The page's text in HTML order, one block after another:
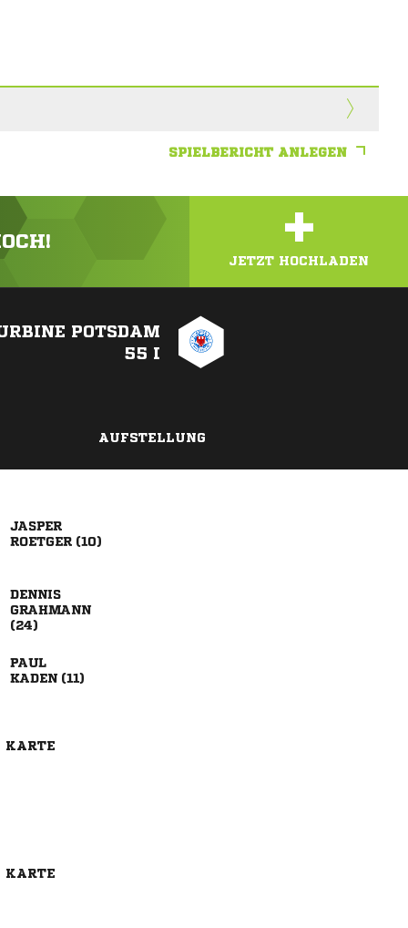
SPIELBERICHT ANLEGEN
+
JETZT HOCHLADEN
POTSDAM
55 I
AUFSTELLUNG

 




 
KARTE
KARTE